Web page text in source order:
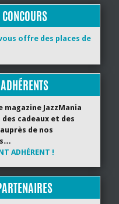
CONCOURS
offre des places de
ADHÉRENTS
magazine JazzMania
cadeaux et des
de nos
ADHÉRENT !